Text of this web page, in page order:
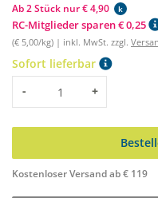
Ab 2 Stück nur € 4,90 k
RC-Mitglieder sparen € 0,25
(€ 5,00/kg) | inkl. MwSt. zzgl.
Sofort lieferbar
Menge
- +
Kostenloser Versand ab € 119